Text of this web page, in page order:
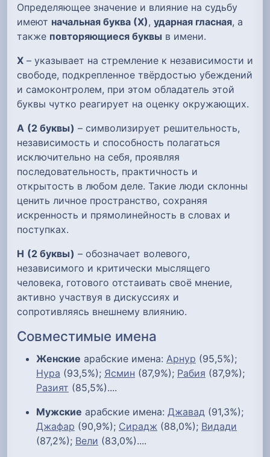
Определяющее значение и влияние на судьбу
имеют начальная буква (Х), ударная гласная, а
также повторяющиеся буквы в имени.
Х – указывает на стремление к независимости и
свободе, подкрепленное твёрдостью убеждений
и самоконтролем, при этом обладатель этой
буквы чутко реагирует на оценку окружающих.
А (2 буквы) – символизирует решительность,
независимость и способность полагаться
исключительно на себя, проявляя
последовательность, практичность и
открытость в любом деле. Такие люди склонны
ценить личное пространство, сохраняя
искренность и прямолинейность в словах и
поступках.
Н (2 буквы) – обозначает волевого,
независимого и критически мыслящего
человека, готового отстаивать своё мнение,
активно участвуя в дискуссиях и
сопротивляясь внешнему влиянию.
Совместимые имена
Женские арабские имена: Арнур (95,5%);
Нура (93,5%); Ясмин (87,9%); Рабия (87,9%);
Разият (85,5%)....
Мужские арабские имена: Джавад (91,3%);
Джафар (90,9%); Сирадж (88,0%); Видади
(87,2%); Вели (83,0%)....